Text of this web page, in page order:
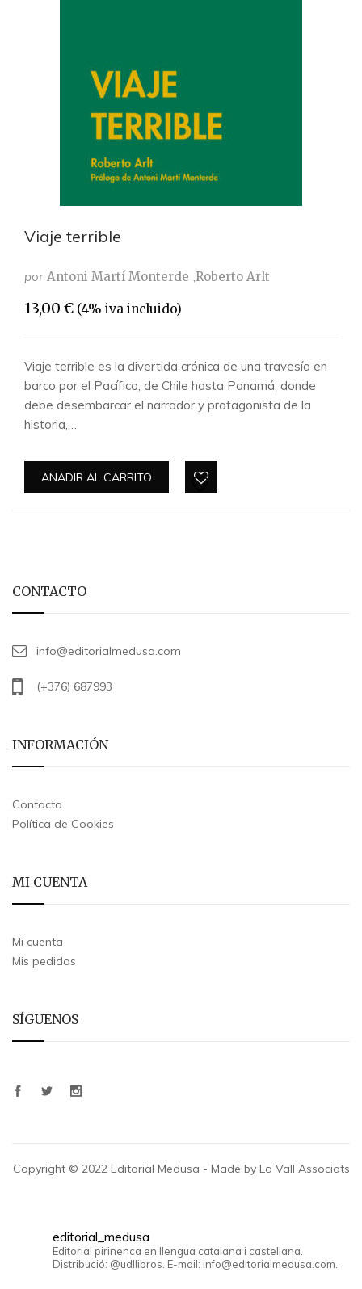
Viaje terrible
por Antoni Martí Monterde Roberto Arlt
13,00 € (4% iva incluido)
Viaje terrible es la divertida crónica de una travesía en
barco por el Pacífico, de Chile hasta Panamá, donde
debe desembarcar el narrador y protagonista de la
historia,…
AÑADIR AL CARRITO
CONTACTO
info@editorialmedusa.com
(+376) 687993
INFORMACIÓN
Contacto
Política de Cookies
MI CUENTA
Mi cuenta
Mis pedidos
SÍGUENOS
Copyright © 2022 Editorial Medusa - Made by La Vall Associats
editorial_medusa
Editorial pirinenca en llengua catalana i castellana.
Distribució: @udllibros. E-mail: info@editorialmedusa.com.